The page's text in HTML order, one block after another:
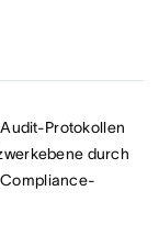
Protokollen
durch